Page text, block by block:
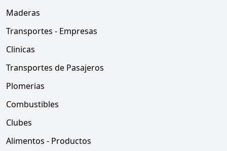
Maderas
Transportes - Empresas
Clinicas
Transportes de Pasajeros
Plomerias
Combustibles
Clubes
Alimentos - Productos